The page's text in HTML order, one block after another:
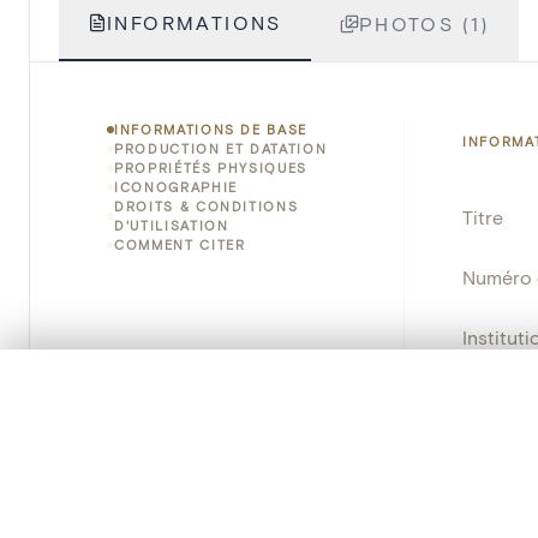
INFORMATIONS PHOTOS (1)
INFORMATIONS DE BASE
PRODUCTION ET DATATION
PROPRIÉTÉS PHYSIQUES
ICONOGRAPHIE
DROITS & CONDITIONS
D'UTILISATION
COMMENT CITER
Titre